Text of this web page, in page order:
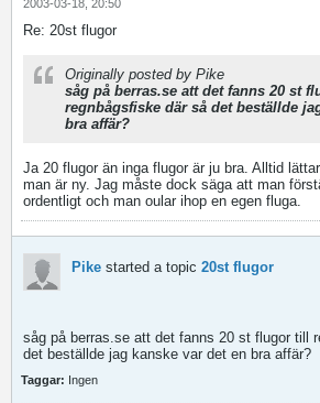
2003-03-18, 20:50
Re: 20st flugor
Originally posted by Pike
såg på berras.se att det fanns 20 st
regnbågsfiske där så det beställde
bra affär?
Ja 20 flugor än inga flugor är ju bra. Alltid
man är ny. Jag måste dock säga att man
ordentligt och man oular ihop en egen fluga.
Pike started a topic 20st flugor
såg på berras.se att det fanns 20 st flugor till
det beställde jag kanske var det en bra affär?
Taggar: Ingen